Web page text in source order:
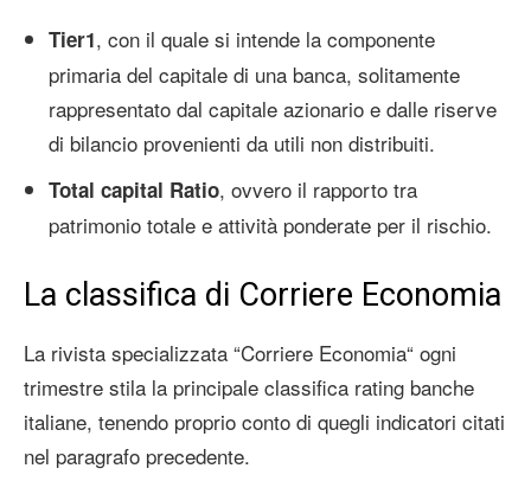
Tier1, con il quale si intende la componente
primaria del capitale di una banca, solitamente
rappresentato dal capitale azionario e dalle riserve
di bilancio provenienti da utili non distribuiti.
Total capital Ratio, ovvero il rapporto tra
patrimonio totale e attività ponderate per il rischio.
La classifica di Corriere Economia
La rivista specializzata “Corriere Economia“ ogni
trimestre stila la principale classifica rating banche
italiane, tenendo proprio conto di quegli indicatori citati
nel paragrafo precedente.